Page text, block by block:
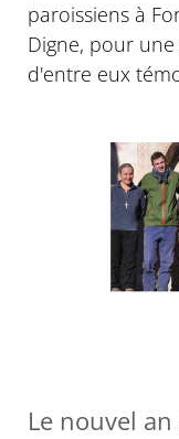
paroissiens à
Digne, pour
d'entre eux
Le nouvel